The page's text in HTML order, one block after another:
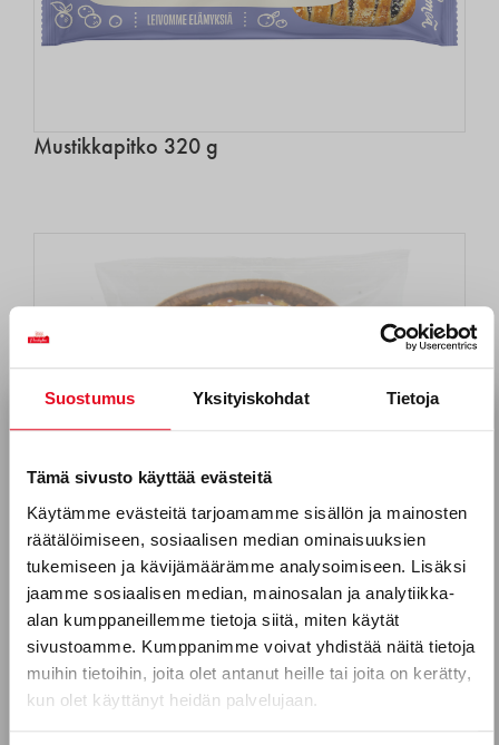
Suostumus Yksityiskohdat Tietoja
Tämä sivusto käyttää evästeitä
Käytämme evästeitä tarjoamamme sisällön ja mainosten
räätälöimiseen, sosiaalisen median ominaisuuksien
tukemiseen ja kävijämäärämme analysoimiseen. Lisäksi
jaamme sosiaalisen median, mainosalan ja analytiikka-
alan kumppaneillemme tietoja siitä, miten käytät
sivustoamme. Kumppanimme voivat yhdistää näitä tietoja
muihin tietoihin, joita olet antanut heille tai joita on kerätty,
kun olet käyttänyt heidän palvelujaan.
Mustikkapitko 320 g
Vaniljakranssi 350 g
Tilaa uutiskirjeemme
Puhelinnumero
Mitkä seuraavista aihealueista
kiinnostavat sinua?